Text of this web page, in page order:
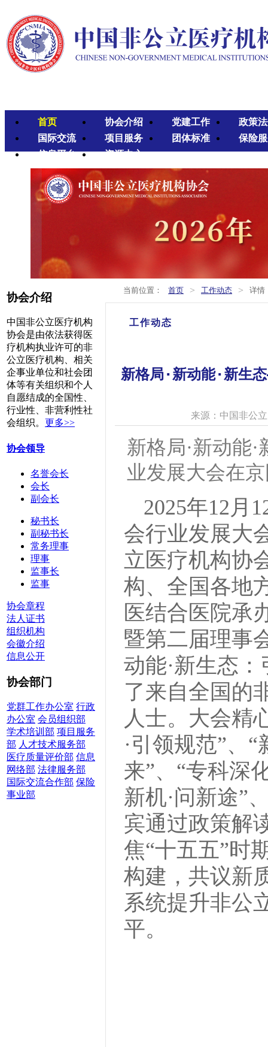
首页 协会介绍 党建工作
政策
国际交流
项目服务 团体标准
保险
信息平台
资源中心
协会介绍
中国非公立医疗机构
协会是由依法获得医
疗机构执业许可的非
公立医疗机构、相关
企事业单位和社会团
体等有关组织和个人
自愿结成的全国性、
行业性、非营利性社
会组织。 更多>>
协会领导
名誉会长
会长
副会长
秘书长
副秘书长
常务理事
理事
监事长
监事
协会章程
法人证书
组织机构
会徽介绍
信息公开
协会部门
党群工作办公室 行政
办公室 会员组织部
学术培训部 项目服务
部 人才技术服务部
医疗质量评价部 信息
网络部 法律服务部
国际交流合作部 保险
事业部
当前位置： 首页 > 工作动态 > 详情
工作动态
新格局·新动能·新生
来源：中国非公
新格局·新动能
业发展大会在
2025年12月
会行业发展大
立医疗机构协
构、全国各地
医结合医院承
暨第二届理事
动能·新生态
了来自全国的
人士。大会精
·引领规范”、
来”、“专科深
新机·问新途”
宾通过政策解
焦“十五五”时
构建，共议新
系统提升非公
平。